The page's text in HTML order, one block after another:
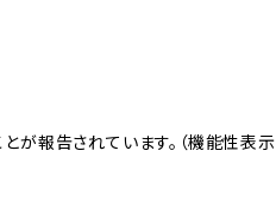
が報告されています。（機能性表示